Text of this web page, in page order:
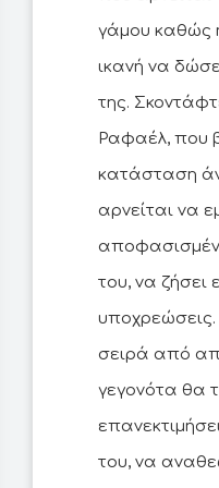
γάμου καθώς
ικανή να
της.
Ραφαέλ, που
κατάσταση
αρνείται να
του, να ζήσει
σειρά από
γεγονότα θα
του, να